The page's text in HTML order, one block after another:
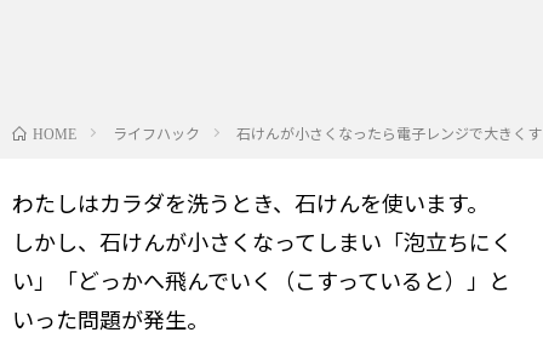
HOME ライフハック 石けんが小さくなったら電子レンジで大きく
わたしはカラダを洗うとき、石けんを使います。
しかし、石けんが小さくなってしまい「泡立ちにく
い」「どっかへ飛んでいく（こすっていると）」と
いった問題が発生。